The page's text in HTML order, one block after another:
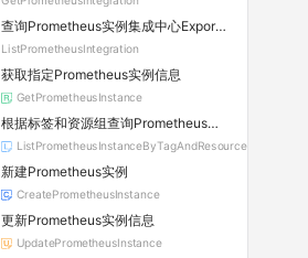
查询Prometheus实例集成中心Exporter实例列表
ListPrometheusIntegration
获取指定Prometheus实例信息
GetPrometheusInstance
根据标签和资源组查询Prometheus实例
ListPrometheusInstanceByTagAndResourceGroupId
新建Prometheus实例
CreatePrometheusInstance
更新Prometheus实例信息
UpdatePrometheusInstance